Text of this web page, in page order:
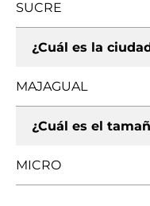
SUCRE
¿Cuál es la
MAJAGUAL
¿Cuál es el
MICRO